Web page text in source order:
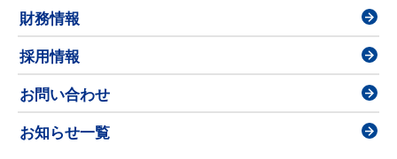
財務情報
採用情報
お問い合わせ
お知らせ一覧